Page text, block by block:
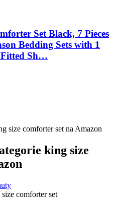
Set Black, 7 Pieces
Bedding Sets with 1
Fitted Sh…
size comforter set na Amazon
king size
comforter set